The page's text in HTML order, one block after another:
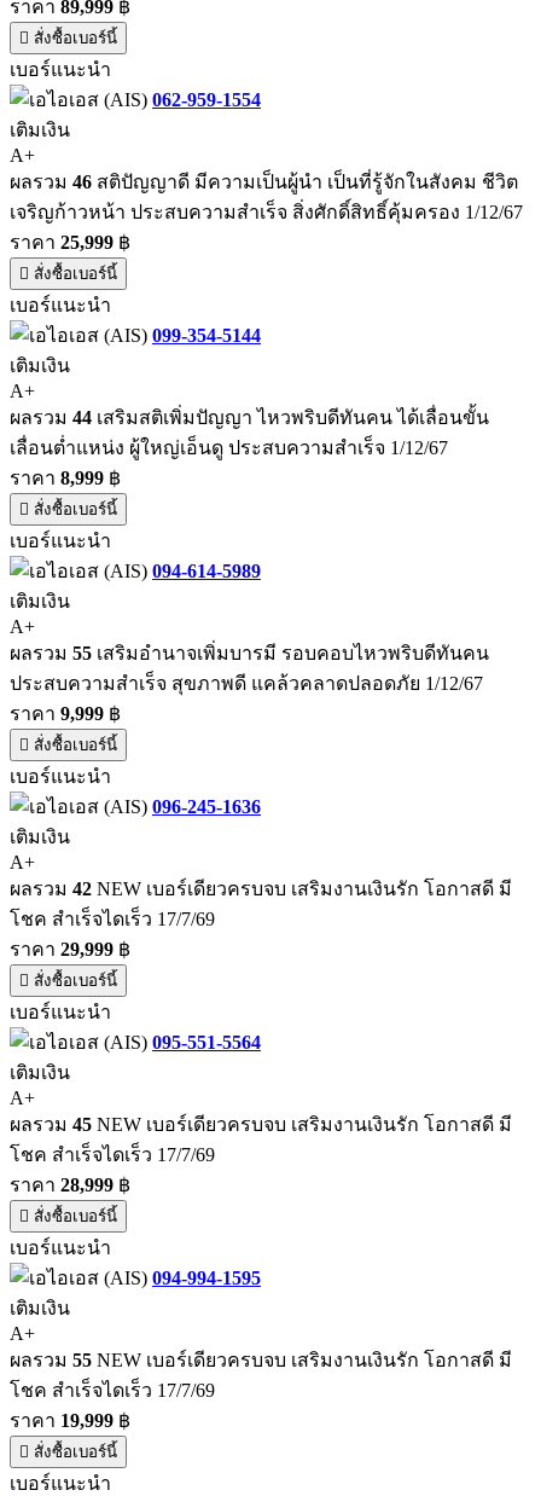
ราคา 89,999 ฿
สั่งซื้อเบอร์นี้
เบอร์แนะนำ
062-959-1554
เติมเงิน
A+
ผลรวม 46 สติปัญญาดี มีความเป็นผู้นำ เป็นที่รู้จักในสังคม ชีวิต
เจริญก้าวหน้า ประสบความสำเร็จ สิ่งศักดิ์สิทธิ์คุ้มครอง 1/12/67
ราคา 25,999 ฿
สั่งซื้อเบอร์นี้
เบอร์แนะนำ
099-354-5144
เติมเงิน
A+
ผลรวม 44 เสริมสติเพิ่มปัญญา ไหวพริบดีทันคน ได้เลื่อนขั้น
เลื่อนต่ำแหน่ง ผู้ใหญ่เอ็นดู ประสบความสำเร็จ 1/12/67
ราคา 8,999 ฿
สั่งซื้อเบอร์นี้
เบอร์แนะนำ
094-614-5989
เติมเงิน
A+
ผลรวม 55 เสริมอำนาจเพิ่มบารมี รอบคอบไหวพริบดีทันคน
ประสบความสำเร็จ สุขภาพดี แคล้วคลาดปลอดภัย 1/12/67
ราคา 9,999 ฿
สั่งซื้อเบอร์นี้
เบอร์แนะนำ
096-245-1636
เติมเงิน
A+
ผลรวม 42 NEW เบอร์เดียวครบจบ เสริมงานเงินรัก โอกาสดี มี
โชค สำเร็จไดเร็ว 17/7/69
ราคา 29,999 ฿
สั่งซื้อเบอร์นี้
เบอร์แนะนำ
095-551-5564
เติมเงิน
A+
ผลรวม 45 NEW เบอร์เดียวครบจบ เสริมงานเงินรัก โอกาสดี มี
โชค สำเร็จไดเร็ว 17/7/69
ราคา 28,999 ฿
สั่งซื้อเบอร์นี้
เบอร์แนะนำ
094-994-1595
เติมเงิน
A+
ผลรวม 55 NEW เบอร์เดียวครบจบ เสริมงานเงินรัก โอกาสดี มี
โชค สำเร็จไดเร็ว 17/7/69
ราคา 19,999 ฿
สั่งซื้อเบอร์นี้
เบอร์แนะนำ